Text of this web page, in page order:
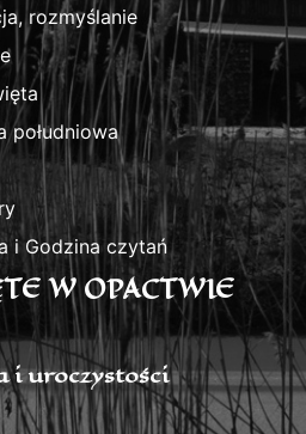
rozmyślanie
południowa
i Godzina czytań
W OPACTWIE
i uroczystości